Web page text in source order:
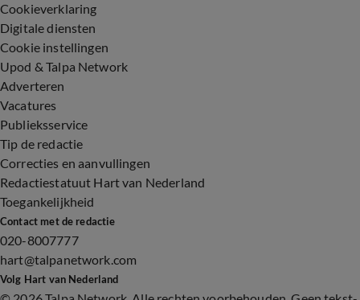
Cookieverklaring
Digitale diensten
Cookie instellingen
Upod & Talpa Network
Adverteren
Vacatures
Publieksservice
Tip de redactie
Correcties en aanvullingen
Redactiestatuut Hart van Nederland
Toegankelijkheid
Contact met de redactie
020-8007777
hart@talpanetwork.com
Volg Hart van Nederland